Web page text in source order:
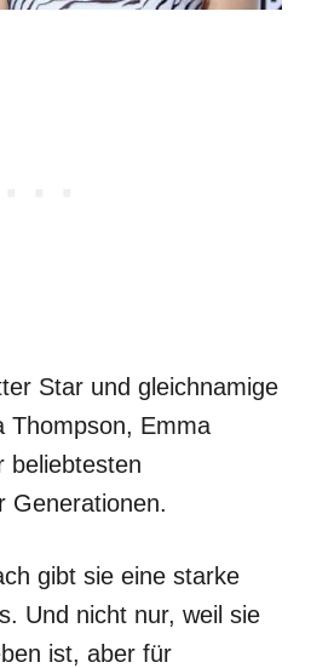
Star und gleichnamige
Thompson, Emma
beliebtesten
Generationen.
gibt sie eine starke
Und nicht nur, weil sie
ist, aber für